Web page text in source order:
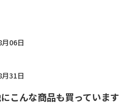
06日
31日
こんな商品も買っています